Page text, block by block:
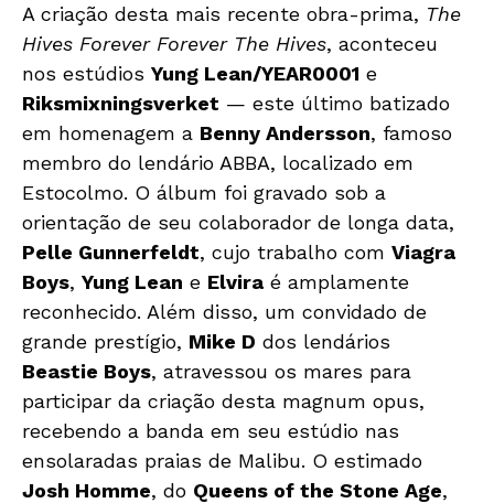
A criação desta mais recente obra-prima, The
Hives Forever Forever The Hives, aconteceu
nos estúdios Yung Lean/YEAR0001 e
Riksmixningsverket — este último batizado
em homenagem a Benny Andersson, famoso
membro do lendário ABBA, localizado em
Estocolmo. O álbum foi gravado sob a
orientação de seu colaborador de longa data,
Pelle Gunnerfeldt, cujo trabalho com Viagra
Boys, Yung Lean e Elvira é amplamente
reconhecido. Além disso, um convidado de
grande prestígio, Mike D dos lendários
Beastie Boys, atravessou os mares para
participar da criação desta magnum opus,
recebendo a banda em seu estúdio nas
ensolaradas praias de Malibu. O estimado
Josh Homme, do Queens of the Stone Age,